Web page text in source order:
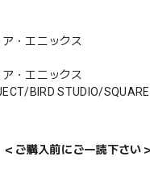
・エニックス
・エニックス
BIRD STUDIO/SQUARE
＜ご購入前にご一読下さい